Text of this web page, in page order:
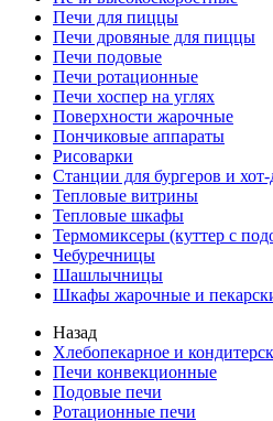
Печи для пиццы
Печи дровяные для пиццы
Печи подовые
Печи ротационные
Печи хоспер на углях
Поверхности жарочные
Пончиковые аппараты
Рисоварки
Станции для бургеров и хот-
Тепловые витрины
Тепловые шкафы
Термомиксеры (куттер с
Чебуречницы
Шашлычницы
Шкафы жарочные и
Назад
Хлебопекарное и
Печи конвекционные
Подовые печи
Ротационные печи